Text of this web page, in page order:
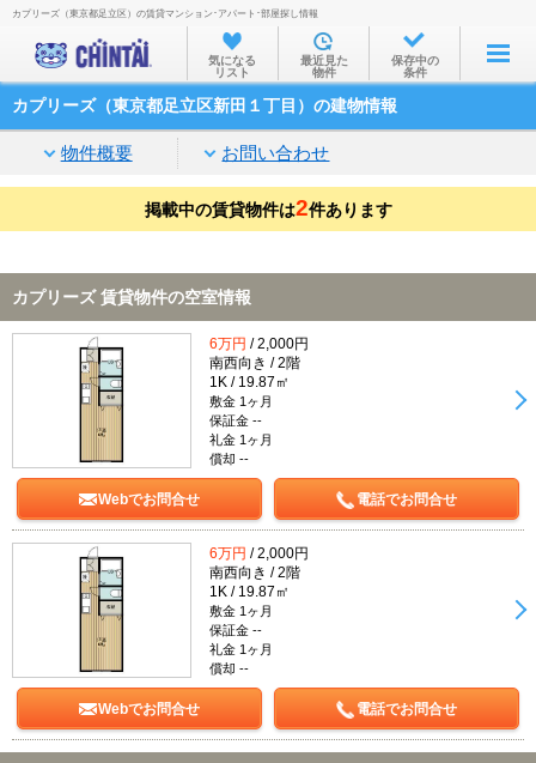
お部屋を探す
沿線・駅から
住所から
家賃相場から
通勤通学時間から
TOP
カプリーズ（東京都足立区）の賃貸マンション･アパート･部屋探し情報
気になる
リスト
最近見た
物件
保存中の
条件
カプリーズ（東京都足立区新田１丁目）の建物情報
物件概要 お問い合わせ
掲載中の賃貸物件は2件あります
カプリーズ 賃貸物件の空室情報
6万円 / 2,000円
南西向き / 2階
1K / 19.87㎡
敷金 1ヶ月
保証金 --
礼金 1ヶ月
償却 --
Webでお問合せ 電話でお問合せ
6万円 / 2,000円
南西向き / 2階
1K / 19.87㎡
敷金 1ヶ月
保証金 --
礼金 1ヶ月
償却 --
Webでお問合せ 電話でお問合せ